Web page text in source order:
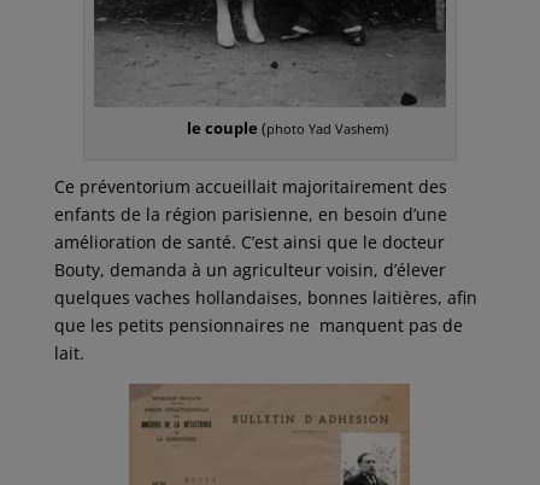
le couple (photo Yad Vashem)
Ce préventorium accueillait majoritairement des
enfants de la région parisienne, en besoin d’une
amélioration de santé. C’est ainsi que le docteur
Bouty, demanda à un agriculteur voisin, d’élever
quelques vaches hollandaises, bonnes laitières, afin
que les petits pensionnaires ne manquent pas de
lait.